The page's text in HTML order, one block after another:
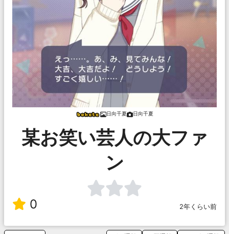
日向千夏 日向千夏
某お笑い芸人の大ファ
ン
0 2年くらい前